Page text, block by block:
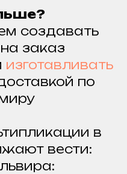
создавать
заказ
изготавливать
по
в
вести: